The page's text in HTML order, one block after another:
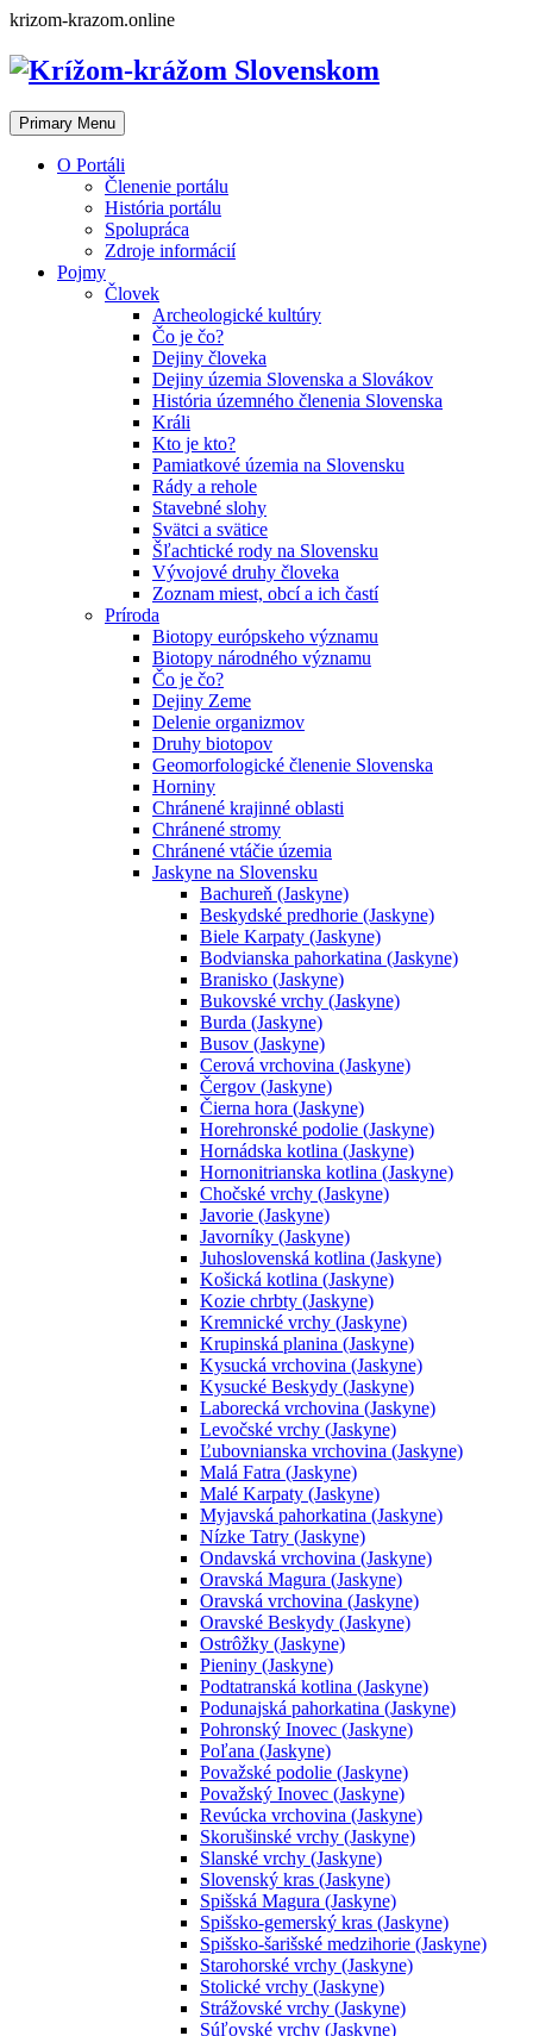
Skip
content
krizom-krazom.online
Primary Menu
O Portáli
Členenie portálu
História portálu
Spolupráca
Zdroje informácií
Pojmy
Človek
Archeologické kultúry
Čo je čo?
Dejiny človeka
Dejiny územia Slovenska a Slovákov
História územného členenia Slovenska
Králi
Kto je kto?
Pamiatkové územia na Slovensku
Rády a rehole
Stavebné slohy
Svätci a svätice
Šľachtické rody na Slovensku
Vývojové druhy človeka
Zoznam miest, obcí a ich častí
Príroda
Biotopy európskeho významu
Biotopy národného významu
Čo je čo?
Dejiny Zeme
Delenie organizmov
Druhy biotopov
Geomorfologické členenie Slovenska
Horniny
Chránené krajinné oblasti
Chránené stromy
Chránené vtáčie územia
Jaskyne na Slovensku
Bachureň (Jaskyne)
Beskydské predhorie (Jaskyne)
Biele Karpaty (Jaskyne)
Bodvianska pahorkatina (Jaskyne)
Branisko (Jaskyne)
Bukovské vrchy (Jaskyne)
Burda (Jaskyne)
Busov (Jaskyne)
Cerová vrchovina (Jaskyne)
Čergov (Jaskyne)
Čierna hora (Jaskyne)
Horehronské podolie (Jaskyne)
Hornádska kotlina (Jaskyne)
Hornonitrianska kotlina (Jaskyne)
Chočské vrchy (Jaskyne)
Javorie (Jaskyne)
Javorníky (Jaskyne)
Juhoslovenská kotlina (Jaskyne)
Košická kotlina (Jaskyne)
Kozie chrbty (Jaskyne)
Kremnické vrchy (Jaskyne)
Krupinská planina (Jaskyne)
Kysucká vrchovina (Jaskyne)
Kysucké Beskydy (Jaskyne)
Laborecká vrchovina (Jaskyne)
Levočské vrchy (Jaskyne)
Ľubovnianska vrchovina (Jaskyne)
Malá Fatra (Jaskyne)
Malé Karpaty (Jaskyne)
Myjavská pahorkatina (Jaskyne)
Nízke Tatry (Jaskyne)
Ondavská vrchovina (Jaskyne)
Oravská Magura (Jaskyne)
Oravská vrchovina (Jaskyne)
Oravské Beskydy (Jaskyne)
Ostrôžky (Jaskyne)
Pieniny (Jaskyne)
Podtatranská kotlina (Jaskyne)
Podunajská pahorkatina (Jaskyne)
Pohronský Inovec (Jaskyne)
Poľana (Jaskyne)
Považské podolie (Jaskyne)
Považský Inovec (Jaskyne)
Revúcka vrchovina (Jaskyne)
Skorušinské vrchy (Jaskyne)
Slanské vrchy (Jaskyne)
Slovenský kras (Jaskyne)
Spišská Magura (Jaskyne)
Spišsko-gemerský kras (Jaskyne)
Spišsko-šarišské medzihorie (Jaskyne)
Starohorské vrchy (Jaskyne)
Stolické vrchy (Jaskyne)
Strážovské vrchy (Jaskyne)
Súľovské vrchy (Jaskyne)